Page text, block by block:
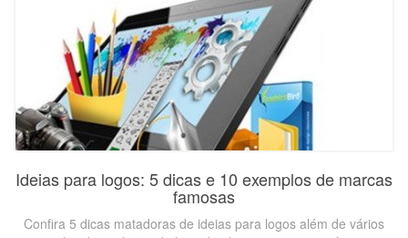
Ideias para logos: 5 dicas e 10 exemplos de marcas
famosas
Confira 5 dicas matadoras de ideias para logos além de vários